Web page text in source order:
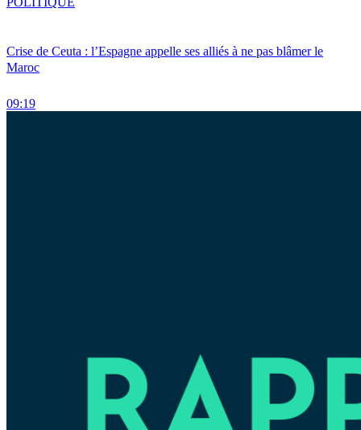
Crise de Ceuta : l’Espagne appelle ses alliés à ne pas blâmer le
Maroc
09:19